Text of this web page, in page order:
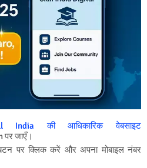
India की आधिकारिक वेबसाइट
जाएँ।
पर क्लिक करें और अपना मोबाइल नंबर